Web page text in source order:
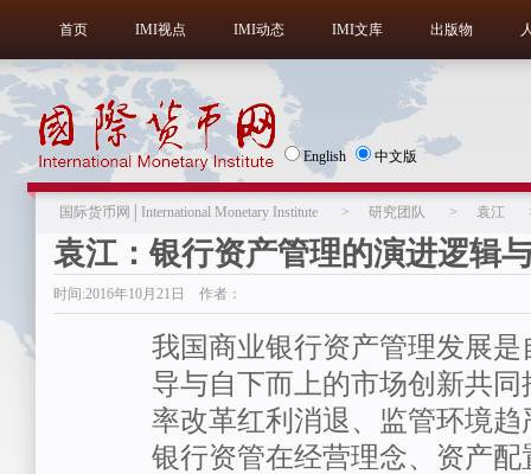
首页 IMI视点 IMI动态 IMI文库 出版物
English 中文版
国际货币网│International Monetary Institute > 研究团队 > 袁江
袁江：银行资产管理的演进逻辑
时间:2016年10月21日 作者：
我国商业银行资产管理发展
导与自下而上的市场创新共
率改革红利消退、监管环境
银行资管在经营理念、资产